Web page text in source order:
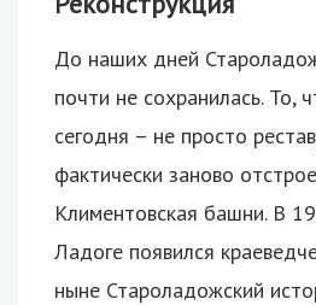
До наших дней
почти не сохранилась. То,
сегодня – не просто
фактически заново
Климентовская башни. В
Ладоге появился
ныне Староладожский